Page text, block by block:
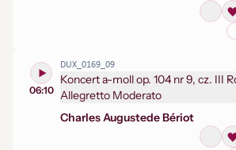
06:10
DUX_0169_09
Koncert a-moll op. 104 nr 9, cz. III
Allegretto Moderato
Charles Augustede Bériot